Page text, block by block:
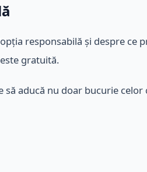
responsabilă și despre ce
gratuită.
aducă nu doar bucurie